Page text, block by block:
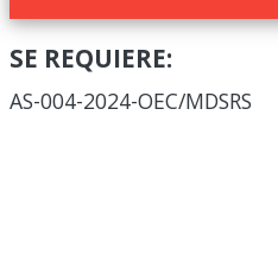
SE REQUIERE:
AS-004-2024-OEC/MDSRS